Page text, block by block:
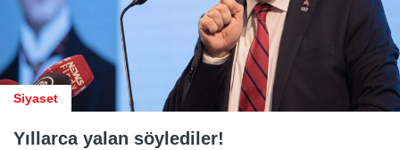
Siyaset
Yıllarca yalan söylediler!